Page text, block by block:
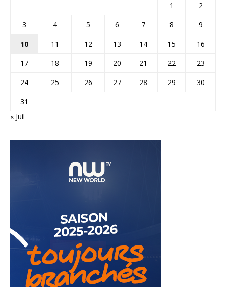
1
2
3
4 5 6 7 8
9
10
11 12 13 14 15
16
17
18 19 20 21 22
23
24
25 26 27 28 29
30
31
« Juil